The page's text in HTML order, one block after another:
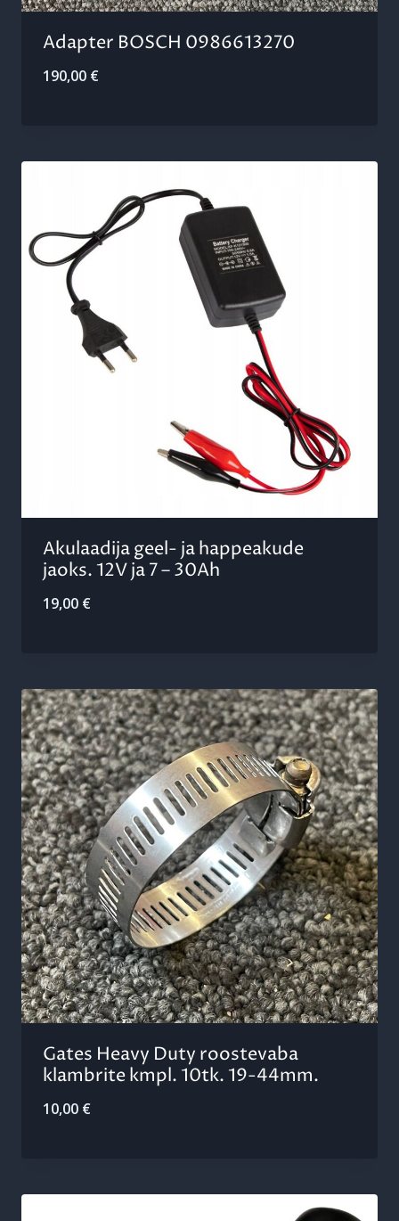
Adapter BOSCH 0986613270
190,00 €
Akulaadija geel- ja happeakude
jaoks. 12V ja 7 – 30Ah
19,00 €
Gates Heavy Duty roostevaba
klambrite kmpl. 10tk. 19-44mm.
10,00 €